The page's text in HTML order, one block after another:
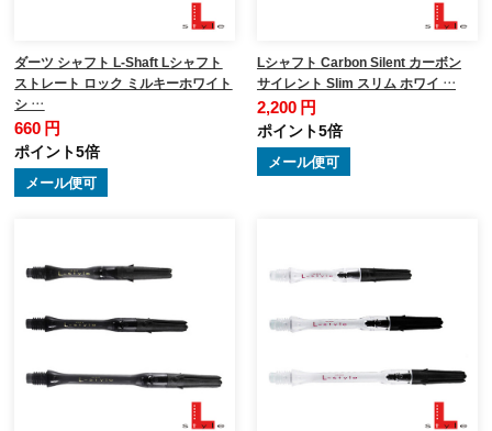
ダーツ シャフト L-Shaft Lシャフト
ストレート ロック ミルキーホワイト
シ …
660 円
ポイント5倍
メール便可
Lシャフト Carbon Silent カーボン
サイレント Slim スリム ホワイ …
2,200 円
ポイント5倍
メール便可